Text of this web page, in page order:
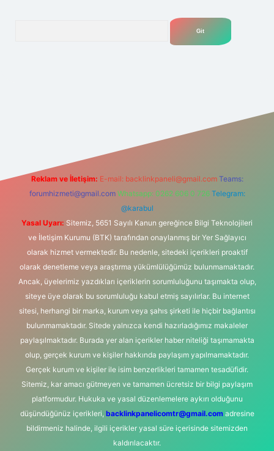
Reklam ve İletişim: E-mail: backlinkpaneli@gmail.com Teams:
forumhizmeti@gmail.com Whatsapp: 0262 606 0 726 Telegram:
@karabul
Yasal Uyarı: Sitemiz, 5651 Sayılı Kanun gereğince Bilgi Teknolojileri
ve İletişim Kurumu (BTK) tarafından onaylanmış bir Yer Sağlayıcı
olarak hizmet vermektedir. Bu nedenle, sitedeki içerikleri proaktif
olarak denetleme veya araştırma yükümlülüğümüz bulunmamaktadır.
Ancak, üyelerimiz yazdıkları içeriklerin sorumluluğunu taşımakta olup,
siteye üye olarak bu sorumluluğu kabul etmiş sayılırlar. Bu internet
sitesi, herhangi bir marka, kurum veya şahıs şirketi ile hiçbir bağlantısı
bulunmamaktadır. Sitede yalnızca kendi hazırladığımız makaleler
paylaşılmaktadır. Burada yer alan içerikler haber niteliği taşımamakta
olup, gerçek kurum ve kişiler hakkında paylaşım yapılmamaktadır.
Gerçek kurum ve kişiler ile isim benzerlikleri tamamen tesadüfidir.
Sitemiz, kar amacı gütmeyen ve tamamen ücretsiz bir bilgi paylaşım
platformudur. Hukuka ve yasal düzenlemelere aykırı olduğunu
düşündüğünüz içerikleri, backlinkpanelicomtr@gmail.comadresine
bildirmeniz halinde, ilgili içerikler yasal süre içerisinde sitemizden
kaldırılacaktır.